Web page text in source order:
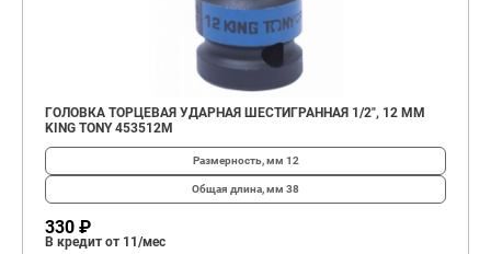
ГОЛОВКА ТОРЦЕВАЯ УДАРНАЯ ШЕСТИГРАННАЯ 1/2", 12 ММ
KING TONY 453512M
Размерность, мм 12
Общая длина, мм 38
330 ₽
В кредит от 11/мес